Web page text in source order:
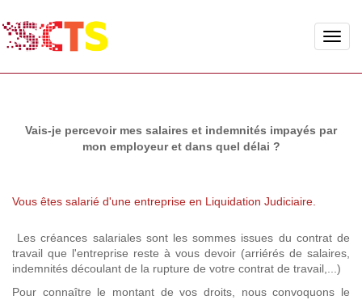
Toggle
Vais-je percevoir mes salaires et indemnités impayés par
mon employeur et dans quel délai ?
Vous êtes salarié d'une entreprise en Liquidation Judiciaire.
Les créances salariales sont les sommes issues du contrat de
travail que l'entreprise reste à vous devoir (arriérés de salaires,
indemnités découlant de la rupture de votre contrat de travail,...)
Pour connaître le montant de vos droits, nous convoquons le